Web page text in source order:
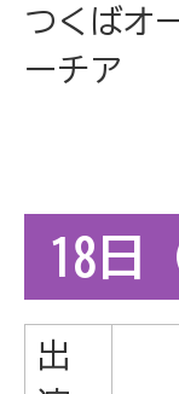
つくばオ
ーチア
18日
出